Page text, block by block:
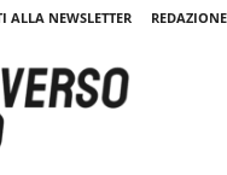
ALLA NEWSLETTER REDAZIONE